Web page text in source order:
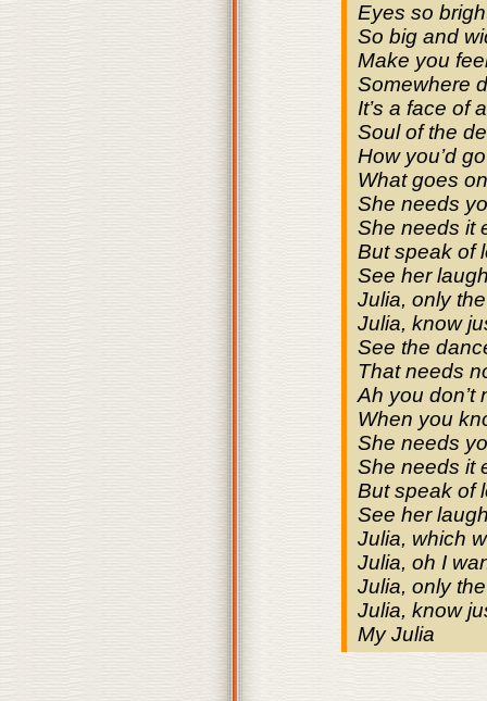
Eyes so
So big and
Make you
Somewhere
It’s a face of
Soul of the
How you’d
What goes
She needs
She needs it
But speak of
See her
Julia, only
Julia, know
See the
That needs
Ah you don’t
When you
She needs
She needs it
But speak of
See her
Julia, which
Julia, oh I
Julia, only
Julia, know
My Julia